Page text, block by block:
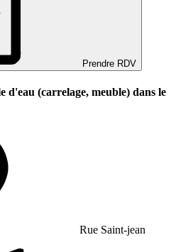
Prendre RDV
d'eau (carrelage, meuble) dans le
Rue Saint-jean